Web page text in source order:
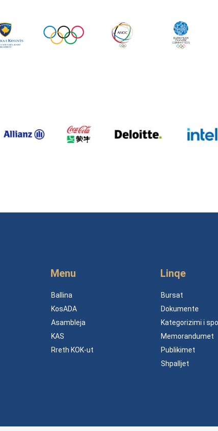
Menu
Ballina
KosADA
Asambleja
KAS
Rreth KOK-ut
Linqe
Bursat
Dokumente
Kategorizimi i
Memorandumet
Publikimet
Shpalljet